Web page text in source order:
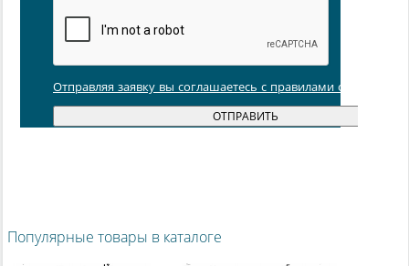
Отправляя заявку вы соглашаетесь с правилами обработки
Популярные товары в каталоге